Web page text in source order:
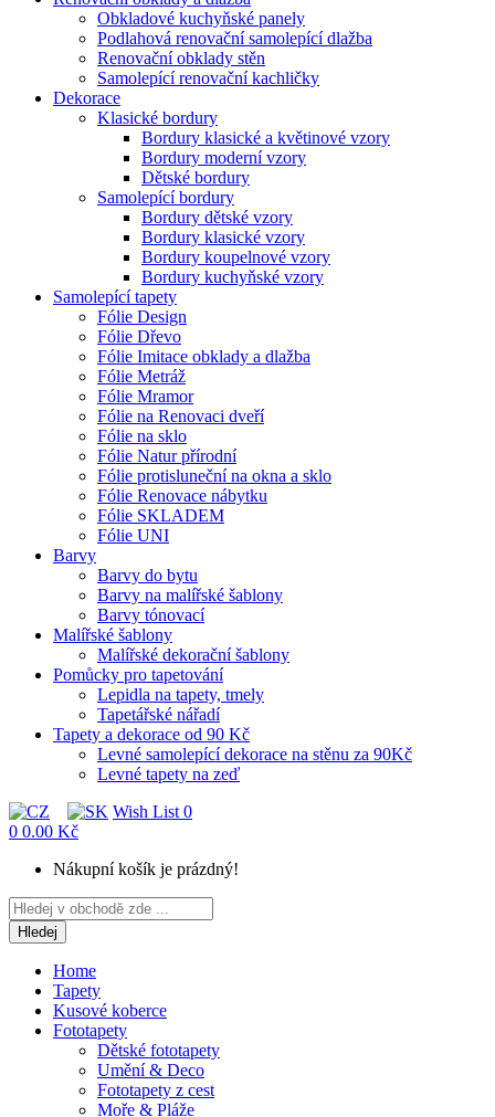
Obkladové kuchyňské panely
Podlahová renovační samolepící dlažba
Renovační obklady stěn
Samolepící renovační kachličky
Dekorace
Klasické bordury
Bordury klasické a květinové vzory
Bordury moderní vzory
Dětské bordury
Samolepící bordury
Bordury dětské vzory
Bordury klasické vzory
Bordury koupelnové vzory
Bordury kuchyňské vzory
Samolepící tapety
Fólie Design
Fólie Dřevo
Fólie Imitace obklady a dlažba
Fólie Metráž
Fólie Mramor
Fólie na Renovaci dveří
Fólie na sklo
Fólie Natur přírodní
Fólie protisluneční na okna a sklo
Fólie Renovace nábytku
Fólie SKLADEM
Fólie UNI
Barvy
Barvy do bytu
Barvy na malířské šablony
Barvy tónovací
Malířské šablony
Malířské dekorační šablony
Pomůcky pro tapetování
Lepidla na tapety, tmely
Tapetářské nářadí
Tapety a dekorace od 90 Kč
Levné samolepící dekorace na stěnu za 90Kč
Levné tapety na zeď
Wish List 0
0 0.00 Kč
Nákupní košík je prázdný!
Hledej
Home
Tapety
Kusové koberce
Fototapety
Dětské fototapety
Umění & Deco
Fototapety z cest
Moře & Pláže